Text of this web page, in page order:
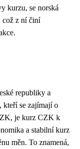
kurzu, se norská
což z ní činí
republiky a
kteří se zajímají o
je kurz CZK k
a stabilní kurz
měn. To znamená,